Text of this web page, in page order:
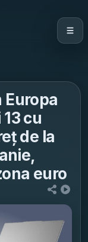
Europa
cu
de la
euro